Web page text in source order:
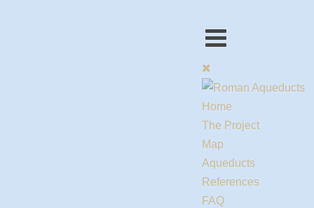
Home
The Project
Map
Aqueducts
References
FAQ